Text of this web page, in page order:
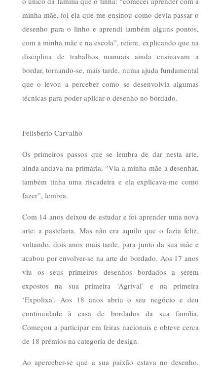
minha mãe, foi ela que me ensinou como devia passar o
desenho para o linho e aprendi também alguns pontos,
com a minha mãe e na escola”, refere, explicando que na
disciplina de trabalhos manuais ainda ensinavam a
bordar, tornando-se, mais tarde, numa ajuda fundamental
que o levou a perceber como se desenvolvia algumas
técnicas para poder aplicar o desenho no bordado.
Felisberto Carvalho
Os primeiros passos que se lembra de dar nesta arte,
ainda andava na primária. “Via a minha mãe a desenhar,
também tinha uma riscadeira e ela explicava-me como
fazer”, lembra.
Com 14 anos deixou de estudar e foi aprender uma nova
arte: a pastelaria. Mas não era aquilo que o fazia feliz,
voltando, dois anos mais tarde, para junto da sua mãe e
acabou por envolver-se na arte do bordado. Aos 17 anos
viu os seus primeiros desenhos bordados a serem
expostos na sua primeira ‘Agrival’ e na primeira
‘Expolixa’. Aos 18 anos abriu o seu negócio e deu
continuidade à casa de bordados da sua família.
Começou a participar em feiras nacionais e obteve cerca
de 18 prémios na categoria de design.
Ao aperceber-se que a sua paixão estava no desenho,